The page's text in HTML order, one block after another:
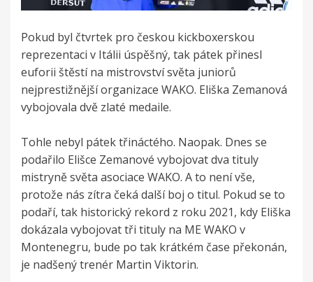
Pokud byl čtvrtek pro českou kickboxerskou
reprezentaci v Itálii úspěšný, tak pátek přinesl
euforii štěstí na mistrovství světa juniorů
nejprestižnější organizace WAKO. Eliška Zemanová
vybojovala dvě zlaté medaile.
Tohle nebyl pátek třináctého. Naopak. Dnes se
podařilo Elišce Zemanové vybojovat dva tituly
mistryně světa asociace WAKO. A to není vše,
protože nás zítra čeká další boj o titul. Pokud se to
podaří, tak historický rekord z roku 2021, kdy Eliška
dokázala vybojovat tři tituly na ME WAKO v
Montenegru, bude po tak krátkém čase překonán,
je nadšený trenér Martin Viktorin.